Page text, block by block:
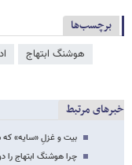
برچسب‌ها
هوشنگ ابتهاج
خبرهای مرتبط
بیت و غزلِ «سایه»
چرا هوشنگ ابتهاج را